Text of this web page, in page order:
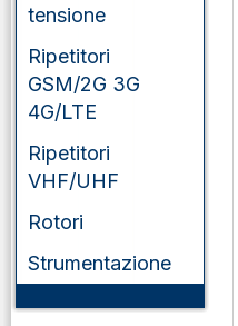
tensione
Ripetitori
GSM/2G 3G
4G/LTE
Ripetitori
VHF/UHF
Rotori
Strumentazione